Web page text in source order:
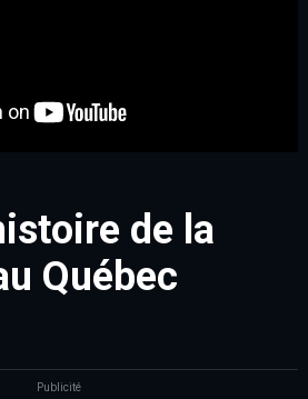
de la
Québec
Publicité